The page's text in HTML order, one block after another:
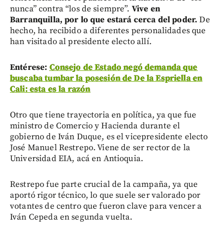
nunca” contra “los de siempre”. Vive en
Barranquilla, por lo que estará cerca del poder.De
hecho, ha recibido a diferentes personalidades que
han visitado al presidente electo allí.
Entérese: Consejo de Estado negó demanda que
buscaba tumbar la posesión de De la Espriella en
Cali: esta es la razón
Otro que tiene trayectoria en política, ya que fue
ministro de Comercio y Hacienda durante el
gobierno de Iván Duque, es el vicepresidente electo
José Manuel Restrepo. Viene de ser rector de la
Universidad EIA, acá en Antioquia.
Restrepo fue parte crucial de la campaña, ya que
aportó rigor técnico, lo que suele ser valorado por
votantes de centro que fueron clave para vencer a
Iván Cepeda en segunda vuelta.